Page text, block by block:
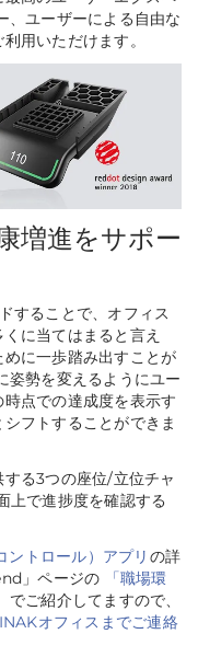
、ユーザーによる自由な
用いただけます。
増進をサポー
することで、オフィス
に当てはまると言え
に一歩踏み出すことが
姿勢を変えるようにユー
点での達成度を表示す
フトすることができま
る3つの座位/立位チャ
上で進捗度を確認する
トロール）アプリ の詳
」ページの
「職場環
でご紹介してますので、
オフィスまでご連絡